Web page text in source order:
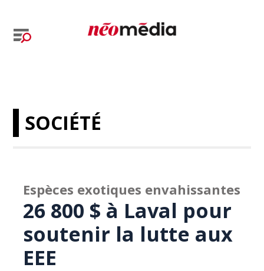
SOCIÉTÉ
Espèces exotiques envahissantes
26 800 $ à Laval pour
soutenir la lutte aux
EEE